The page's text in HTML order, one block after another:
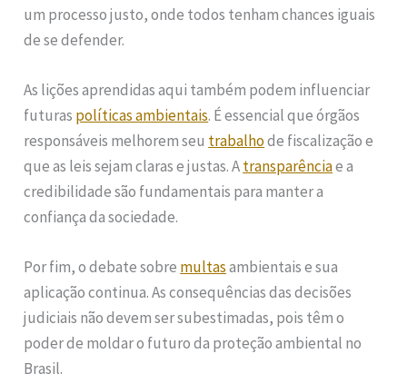
um processo justo, onde todos tenham chances iguais
de se defender.
As lições aprendidas aqui também podem influenciar
futuras políticas ambientais. É essencial que órgãos
responsáveis melhorem seu trabalhode fiscalização e
que as leis sejam claras e justas. Atransparênciae a
credibilidade são fundamentais para manter a
confiança da sociedade.
Por fim, o debate sobre multasambientais e sua
aplicação continua. As consequências das decisões
judiciais não devem ser subestimadas, pois têm o
poder de moldar o futuro da proteção ambiental no
Brasil.